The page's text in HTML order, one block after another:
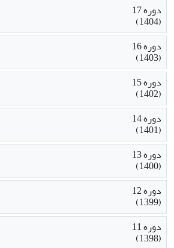
دوره 17
(1404)
دوره 16
(1403)
دوره 15
(1402)
دوره 14
(1401)
دوره 13
(1400)
دوره 12
(1399)
دوره 11
(1398)